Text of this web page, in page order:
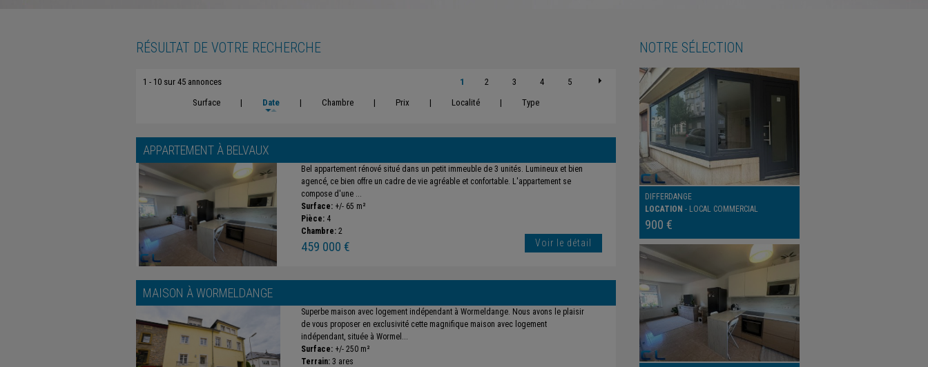
RÉSULTAT DE VOTRE RECHERCHE
1 - 10 sur 45 annonces 1 2 3 4
5
Surface
| Date | Chambre | Prix | Localité | Type
APPARTEMENT À BELVAUX
Bel appartement rénové situé dans un petit immeuble de 3 unités. Lumineux et bien
agencé, ce bien offre un cadre de vie agréable et confortable. L'appartement se
compose d'une ...
Surface: +/- 65 m²
Pièce: 4
Chambre: 2
459 000 € Voir le détail
MAISON ÀWORMELDANGE
Superbe maison avec logement indépendant à Wormeldange. Nous avons le plaisir
de vous proposer en exclusivité cette magnifique maison avec logement
indépendant, située à Wormel...
Surface: +/- 250 m²
Terrain: 3 ares
NOTRE SÉLECTION
DIFFERDANGE
LOCATION - LOCAL COMMERCIAL
900 €